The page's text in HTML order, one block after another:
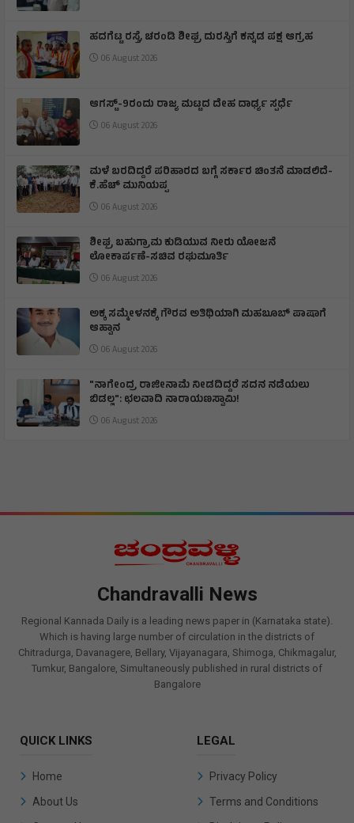
ಹದಗೆಟ್ಟ ರಸ್ತೆ, ಚರಂಡಿ ಶೀಘ್ರ ದುರಸ್ತಿಗೆ ಕನ್ನಡ ಪಕ್ಷ ಆಗ್ರಹ
06 August 2026
ಆಗಸ್ಟ್-9ರಂದು ರಾಜ್ಯ ಮಟ್ಟದ ದೇಹ ದಾರ್ಢ್ಯ ಸ್ಪರ್ಧೆ
06 August 2026
ಮಳೆ ಬರದಿದ್ದರೆ ಪರಿಹಾರದ ಬಗ್ಗೆ ಸರ್ಕಾರ ಚಿಂತನೆ ಮಾಡಲಿದೆ-
ಕೆ.ಹೆಚ್ ಮುನಿಯಪ್ಪ
06 August 2026
ಶೀಘ್ರ ಬಹುಗ್ರಾಮ ಕುಡಿಯುವ ನೀರು ಯೋಜನೆ
ಲೋಕಾರ್ಪಣೆ-ಸಚಿವ ರಘುಮೂರ್ತಿ
06 August 2026
ಅಕ್ಕ ಸಮ್ಮೇಳನಕ್ಕೆ ಗೌರವ ಅತಿಥಿಯಾಗಿ ಮಹಬೂಬ್ ಪಾಷಾಗೆ
ಆಹ್ವಾನ
06 August 2026
"ನಾಗೇಂದ್ರ ರಾಜೀನಾಮೆ ನೀಡದಿದ್ದರೆ ಸದನ ನಡೆಯಲು
ಬಿಡಲ್ಲ": ಛಲವಾದಿ ನಾರಾಯಣಸ್ವಾಮಿ!
06 August 2026
Chandravalli News
Regional Kannada Daily is a leading news paper in (Karnataka state).
Which is having large number of circulation in the districts of
Chitradurga, Davanagere, Bellary, Vijayanagara, Shimoga, Chikmagalur,
Tumkur, Bangalore, Simultaneously published in rural districts of
Bangalore
QUICK LINKS
Home
About Us
LEGAL
Privacy Policy
Terms and Conditions